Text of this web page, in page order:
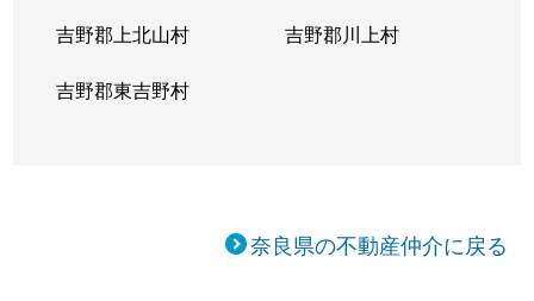
吉野郡上北山村 吉野郡川上村
吉野郡東吉野村
奈良県の不動産仲介に戻る